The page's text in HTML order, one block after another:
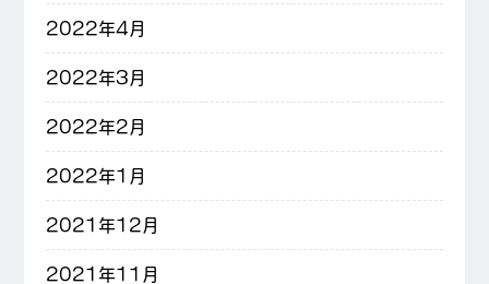
2022年4月
2022年3月
2022年2月
2022年1月
2021年12月
2021年11月